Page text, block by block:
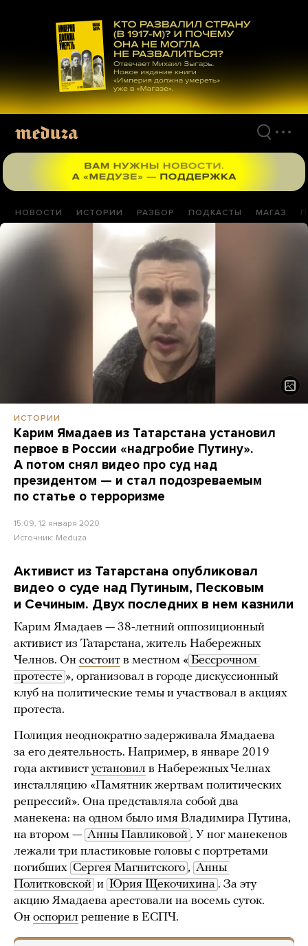
материалам
НОВОСТИ ИСТОРИИ РАЗБОР ПОДКАСТЫ МАГАЗ
ИСТОРИИ
Карим Ямадаев из Татарстана установил
первое в России «надгробие Путину».
А потом снял видео про суд над
президентом — и стал подозреваемым
по статье о терроризме
15:09, 12 января 2020
Источник: Meduza
Активист из Татарстана опубликовал
видео о суде над Путиным, Песковым
и Сечиным. Двух последних в нем казнили
Карим Ямадаев — 38-летний оппозиционный
активист из Татарстана, житель Набережных
Челнов. Он состоит в местном « Бессрочном
протесте », организовал в городе дискуссионный
клуб на политические темы и участвовал в акциях
протеста.
Полиция неоднократно задерживала Ямадаева
за его деятельность. Например, в январе 2019
года активист установил в Набережных Челнах
инсталляцию «Памятник жертвам политических
репрессий». Она представляла собой два
манекена: на одном было имя Владимира Путина,
на втором — Анны Павликовой . У ног манекенов
лежали три пластиковые головы с портретами
погибших Сергея Магнитского , Анны
Политковской и Юрия Щекочихина . За эту
акцию Ямадаева арестовали на восемь суток.
Он оспорил решение в ЕСПЧ.